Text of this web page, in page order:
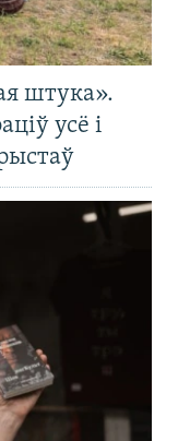
штука».
усё і